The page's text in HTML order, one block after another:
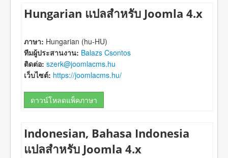
Hungarian แปลสำหรับ Joomla 4.x
ภาษา: Hungarian (hu-HU)
ทีมผู้ประสานงาน: Balazs Csontos
ติดต่อ: szerk@joomlacms.hu
เว็บไซต์: https://joomlacms.hu/
ดาวน์โหลดแพ็คภาษา
Indonesian, Bahasa Indonesia
แปลสำหรับ Joomla 4.x